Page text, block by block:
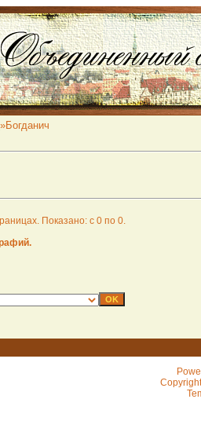
»Богданич
Показано: с 0 по 0.